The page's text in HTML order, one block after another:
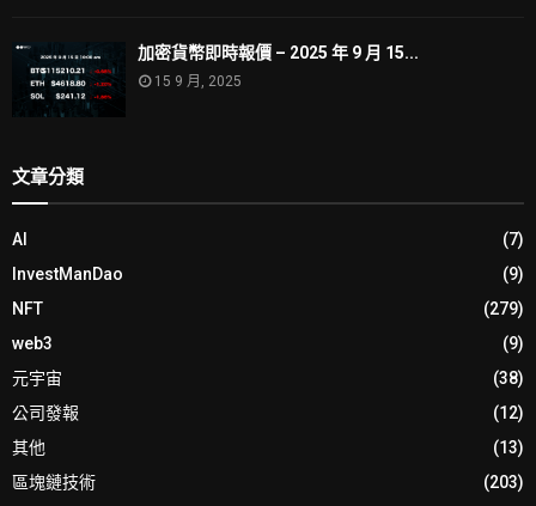
加密貨幣即時報價 – 2025 年 9 月 15...
15 9 月, 2025
文章分類
AI
(7)
InvestManDao
(9)
NFT
(279)
web3
(9)
元宇宙
(38)
公司發報
(12)
其他
(13)
區塊鏈技術
(203)